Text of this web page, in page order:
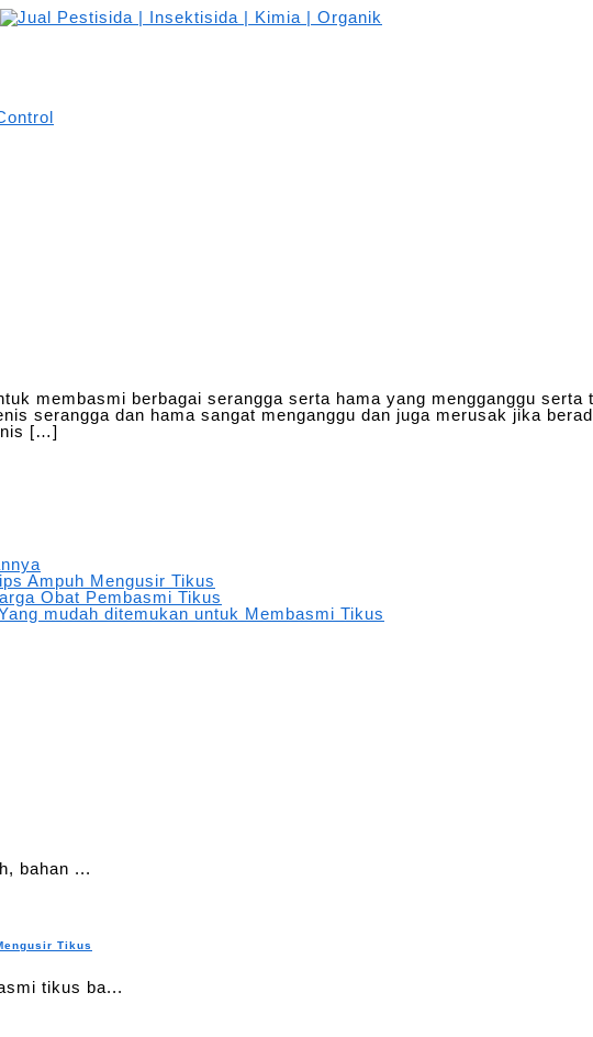
membasmi berbagai serangga serta hama yang mengganggu
serangga dan hama sangat menganggu dan juga merusak jika
[…]
Ampuh Mengusir Tikus
Obat Pembasmi Tikus
mudah ditemukan untuk Membasmi Tikus
bahan ...
Tikus
tikus ba...